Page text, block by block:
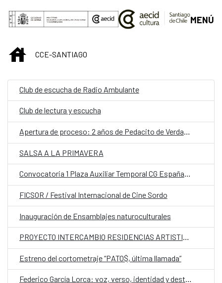
Saltar al contenido principal
MENÚ
INICIOCCE-SANTIAGO
Club de escucha de Radio Ambulante
Club de lectura y escucha
Apertura de proceso: 2 años de Pedacito de Verdad y Lanzamiento de TAPzine de laboratorios pop de conversación.
SALSA A LA PRIMAVERA
Convocatoria 1 Plaza Auxiliar Temporal CG España en Santiago.
FICSOR / Festival Internacional de Cine Sordo
Inauguración de Ensamblajes naturoculturales
PROYECTO INTERCAMBIO RESIDENCIAS ARTISTICAS
Estreno del cortometraje “PATO$, última llamada”
Federico García Lorca: voz, verso, identidad y destino CLÍNICA 2